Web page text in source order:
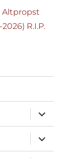
Altpropst
R.I.P.
öffnen
öffnen